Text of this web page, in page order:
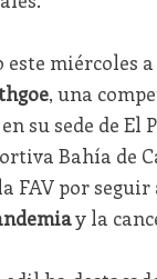
miércoles
, una
su sede de
Bahía de
FAV por
y la